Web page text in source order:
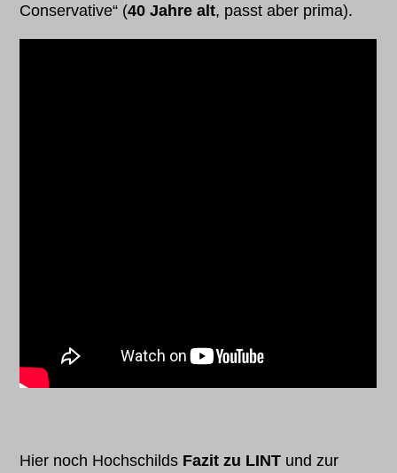
Conservative“ (40 Jahre alt, passt aber prima).
Hier noch Hochschilds Fazit zu LINT und zur